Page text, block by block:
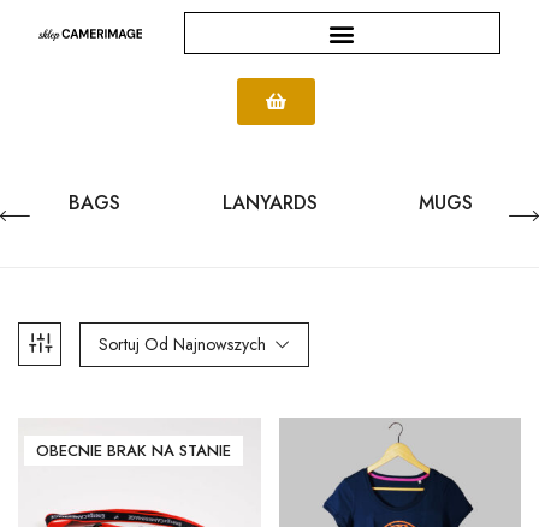
BAGS LANYARDS MUGS
Sortuj Od Najnowszych
OBECNIE BRAK NA STANIE